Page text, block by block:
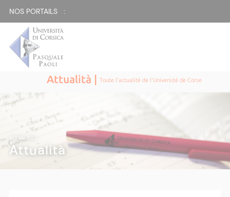
NOS PORTAILS :
Attualità |Toute l'actualité de l'Université de Corse
ATTUALITÀ |
Attualità